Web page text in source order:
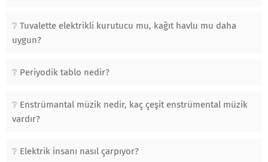
Tuvalette elektrikli kurutucu mu, kağıt havlu mu daha
uygun?
Periyodik tablo nedir?
Enstrümantal müzik nedir, kaç çeşit enstrümental müzik
vardır?
Elektrik insanı nasıl çarpıyor?